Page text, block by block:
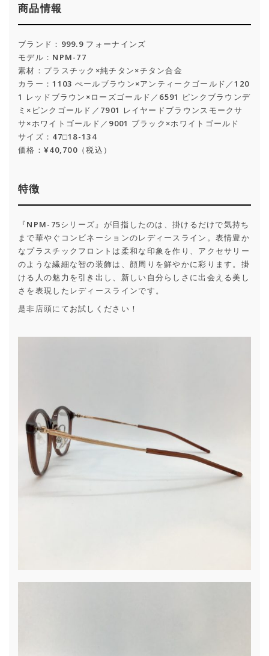
商品情報
ブランド：999.9 フォーナインズ
モデル：NPM-77
素材：プラスチック×純チタン×チタン合金
カラー：1103 ぺールブラウン×アンティークゴールド／120
1 レッドブラウン×ローズゴールド／6591 ピンクブラウンデ
ミ×ピンクゴールド／7901 レイヤードブラウンスモークサ
サ×ホワイトゴールド／9001 ブラック×ホワイトゴールド
サイズ：47□18-134
価格：¥40,700（税込）
特徴
『NPM-75シリーズ』が目指したのは、掛けるだけで気持ち
まで華やぐコンビネーションのレディースライン。表情豊か
なプラスチックフロントは柔和な印象を作り、アクセサリー
のような繊細な智の装飾は、顔周りを鮮やかに彩ります。掛
ける人の魅力を引き出し、新しい自分らしさに出会える美し
さを表現したレディースラインです。
是非店頭にてお試しください！